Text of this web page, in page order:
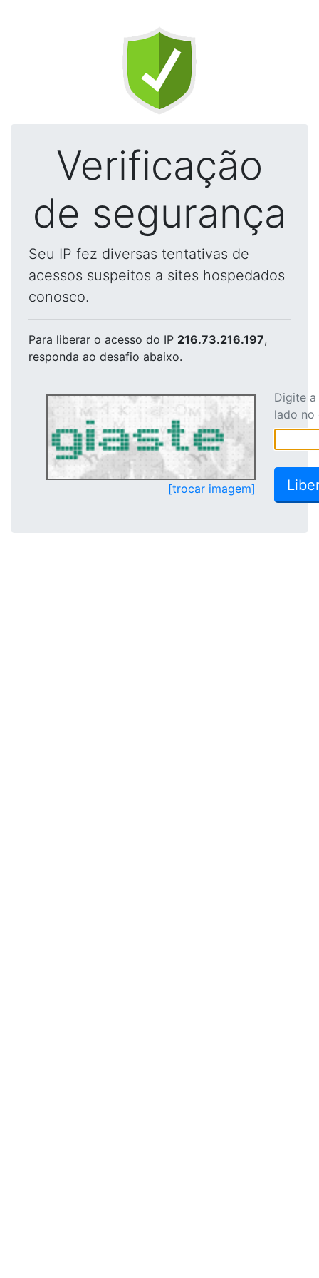
Verificação
de segurança
Seu IP fez diversas tentativas de
acessos suspeitos a sites hospedados
conosco.
Para liberar o acesso do IP 216.73.216.197,
responda ao desafio abaixo.
[trocar imagem]
Digite
lado no